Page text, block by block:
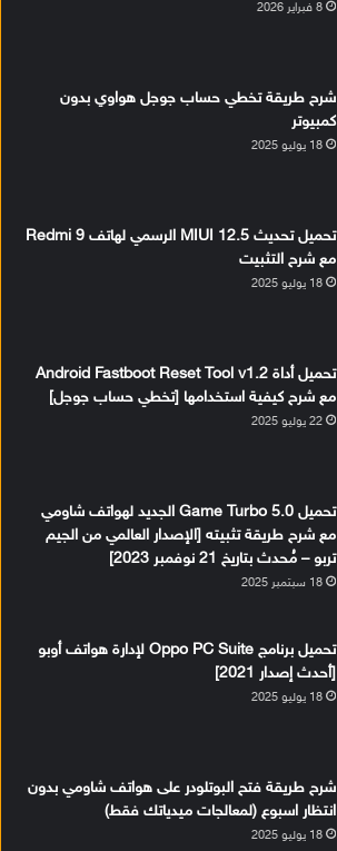
8 فبراير 2026
شرح طريقة تخطي حساب جوجل هواوي بدون
كمبيوتر
18 يوليو 2025
تحميل تحديث MIUI 12.5 الرسمي لهاتف Redmi 9
مع شرح التثبيت
18 يوليو 2025
تحميل أداة Android Fastboot Reset Tool v1.2
مع شرح كيفية استخدامها [تخطي حساب جوجل]
22 يوليو 2025
تحميل Game Turbo 5.0 الجديد لهواتف شاومي
مع شرح طريقة تثبيته [الإصدار العالمي من الجيم
تربو – مُحدث بتاريخ 21 نوفمبر 2023]
18 سبتمبر 2025
تحميل برنامج Oppo PC Suite لإدارة هواتف أوبو
[أحدث إصدار 2021]
18 يوليو 2025
شرح طريقة فتح البوتلودر على هواتف شاومي بدون
انتظار اسبوع (لمعالجات ميدياتك فقط)
18 يوليو 2025